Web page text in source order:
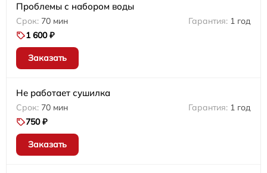
Проблемы с набором воды
70 мин
1 год
1 600 ₽
Заказать
Не работает сушилка
70 мин
1 год
750 ₽
Заказать